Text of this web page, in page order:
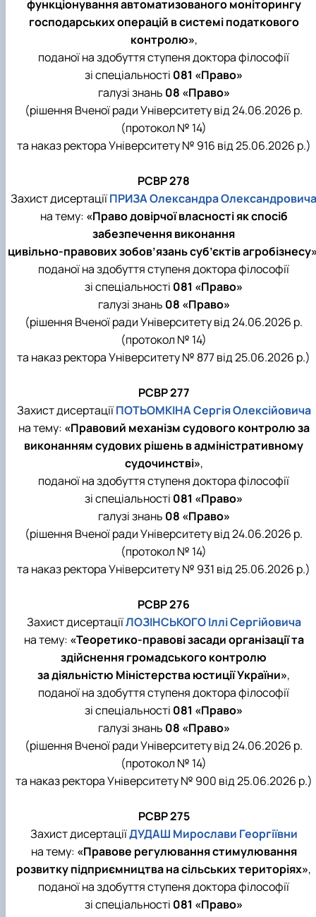
функціонування автоматизованого моніторингу
господарських операцій в системі податкового
контролю»,
поданої на здобуття ступеня доктора філософії
зі спеціальності 081 «Право»
галузі знань 08 «Право»
(рішення Вченої ради Університету від 24.06.2026 р.
(протокол № 14)
та наказ ректора Університету № 916 від 25.06.2026 р.)
РСВР 278
Захист дисертаціїПРИЗА Олександра Олександровича
на тему: «Право довірчої власності як спосіб
забезпечення виконання
цивільно-правових зобов’язань суб’єктів
поданої на здобуття ступеня доктора філософії
зі спеціальності 081 «Право»
галузі знань 08 «Право»
(рішення Вченої ради Університету від 24.06.2026 р.
(протокол № 14)
та наказ ректора Університету № 877 від 25.06.2026 р.)
РСВР 277
Захист дисертаціїПОТЬОМКІНА Сергія Олексійовича
на тему: «Правовий механізм судового контролю за
виконанням судових рішень в адміністративному
судочинстві»,
поданої на здобуття ступеня доктора філософії
зі спеціальності 081 «Право»
галузі знань 08 «Право»
(рішення Вченої ради Університету від 24.06.2026 р.
(протокол № 14)
та наказ ректора Університету № 931 від 25.06.2026 р.)
РСВР 276
Захист дисертаціїЛОЗІНСЬКОГО Іллі Сергійовича
на тему: «Теоретико-правові засади організації та
здійснення громадського контролю
за діяльністю Міністерства юстиції України»,
поданої на здобуття ступеня доктора філософії
зі спеціальності 081 «Право»
галузі знань 08 «Право»
(рішення Вченої ради Університету від 24.06.2026 р.
(протокол № 14)
та наказ ректора Університету № 900 від 25.06.2026 р.)
РСВР 275
Захист дисертаціїДУДАШ Мирослави Георгіївни
на тему: «Правове регулювання стимулювання
розвитку підприємництва на сільських територіях»,
поданої на здобуття ступеня доктора філософії
зі спеціальності 081 «Право»